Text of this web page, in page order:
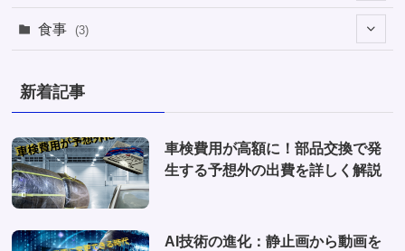
(1)
(6)
(1)
(1)
食事 (3)
新着記事
車検費用が高額に！部品交換で発
生する予想外の出費を詳しく解説
AI技術の進化：静止画から動画を